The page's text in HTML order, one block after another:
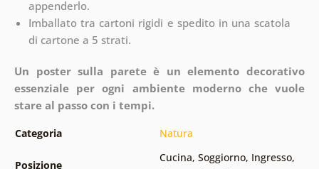
appenderlo.
Imballato tra cartoni rigidi e spedito in una scatola
di cartone a 5 strati.
Un poster sulla parete è un elemento decorativo
essenziale per ogni ambiente moderno che vuole
stare al passo con i tempi.
Categoria Natura
Posizione
Cucina, Soggiorno, Ingresso,